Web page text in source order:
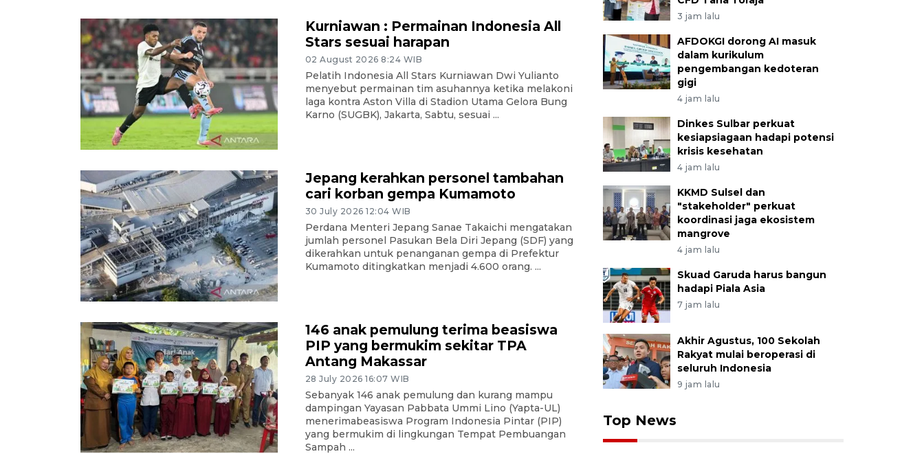
Kurniawan : Permainan Indonesia All
Stars sesuai harapan
02 August 2026 8:24 WIB
Pelatih Indonesia All Stars Kurniawan Dwi Yulianto
menyebut permainan tim asuhannya ketika melakoni
laga kontra Aston Villa di Stadion Utama Gelora Bung
Karno (SUGBK), Jakarta, Sabtu, sesuai ...
Jepang kerahkan personel tambahan
cari korban gempa Kumamoto
30 July 2026 12:04 WIB
Perdana Menteri Jepang Sanae Takaichi mengatakan
jumlah personel Pasukan Bela Diri Jepang (SDF) yang
dikerahkan untuk penanganan gempa di Prefektur
Kumamoto ditingkatkan menjadi 4.600 orang. ...
146 anak pemulung terima beasiswa
PIP yang bermukim sekitar TPA
Antang Makassar
28 July 2026 16:07 WIB
Sebanyak 146 anak pemulung dan kurang mampu
dampingan Yayasan Pabbata Ummi Lino (Yapta-UL)
menerimabeasiswa Program Indonesia Pintar (PIP)
yang bermukim di lingkungan Tempat Pembuangan
Sampah ...
3 jam lalu
AFDOKGI dorong AI masuk
dalam kurikulum
pengembangan kedoteran
gigi
4 jam lalu
Dinkes Sulbar perkuat
kesiapsiagaan hadapi potensi
krisis kesehatan
4 jam lalu
KKMD Sulsel dan
"stakeholder" perkuat
koordinasi jaga ekosistem
mangrove
4 jam lalu
Skuad Garuda harus bangun
hadapi Piala Asia
7 jam lalu
Akhir Agustus, 100 Sekolah
Rakyat mulai beroperasi di
seluruh Indonesia
9 jam lalu
Top News